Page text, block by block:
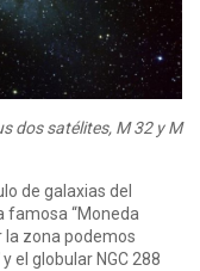
dos satélites, M 32 y M
de galaxias del
famosa “Moneda
la zona podemos
el globular NGC 288